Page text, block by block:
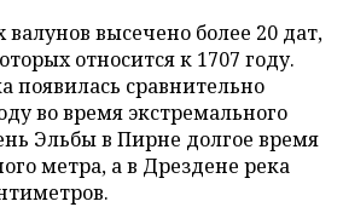
высечено более 20 дат,
относится к 1707 году.
появилась сравнительно
во время экстремального
Эльбы в Пирне долгое время
метра, а в Дрездене река